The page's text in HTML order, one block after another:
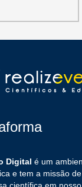
Digital é um
e tem a missão